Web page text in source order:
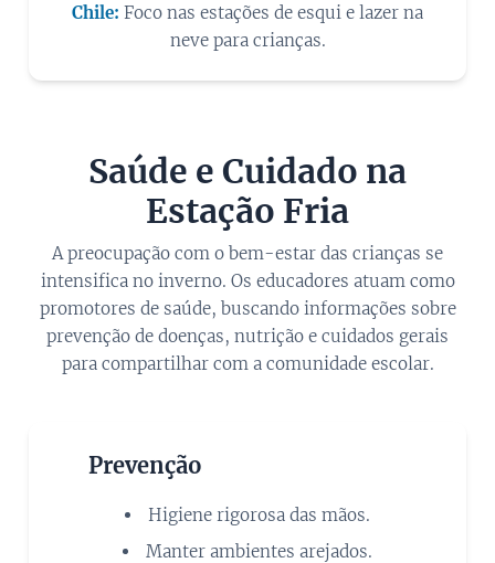
Chile: Foco nas estações de esqui e lazer na
neve para crianças.
Saúde e Cuidado na
Estação Fria
A preocupação com o bem-estar das crianças se
intensifica no inverno. Os educadores atuam como
promotores de saúde, buscando informações sobre
prevenção de doenças, nutrição e cuidados gerais
para compartilhar com a comunidade escolar.
Prevenção
Higiene rigorosa das mãos.
Manter ambientes arejados.